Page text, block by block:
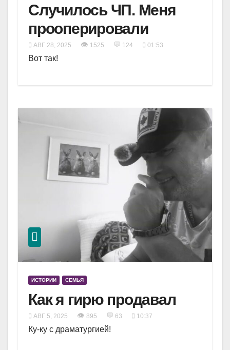
Случилось ЧП. Меня
прооперировали
АВГ 28, 2025 👁 1525 💬 124 01:53
Вот так!
ИСТОРИИ СЕМЬЯ
Как я гирю продавал
АВГ 5, 2025 👁 895 💬 63 10:37
Ку-ку с драматургией!